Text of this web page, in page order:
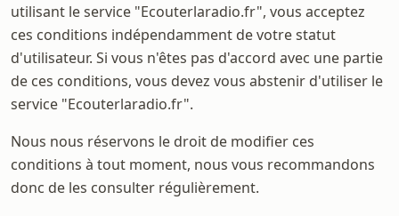
utilisant le service "Ecouterlaradio.fr", vous acceptez
ces conditions indépendamment de votre statut
d'utilisateur. Si vous n'êtes pas d'accord avec une partie
de ces conditions, vous devez vous abstenir d'utiliser le
service "Ecouterlaradio.fr".
Nous nous réservons le droit de modifier ces
conditions à tout moment, nous vous recommandons
donc de les consulter régulièrement.